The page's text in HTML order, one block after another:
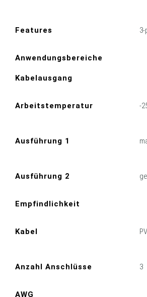
Features
Anwendungsbereiche
Kabelausgang
Arbeitstemperatur -
Ausführung 1
Ausführung 2
Empfindlichkeit
Kabel
Anzahl Anschlüsse 3
AWG